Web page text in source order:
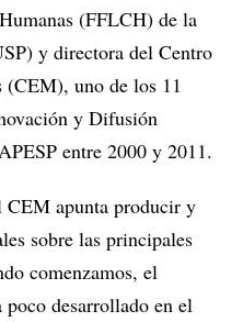
(FFLCH) de la
y directora del Centro
uno de los 11
y Difusión
entre 2000 y 2011.
CEM apunta producir y
sobre las principales
comenzamos, el
poco desarrollado en el